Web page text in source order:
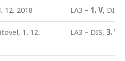
12. 2018 LA3 – 1. V, DIS
1. 12.
LA3 – DIS, 3. V